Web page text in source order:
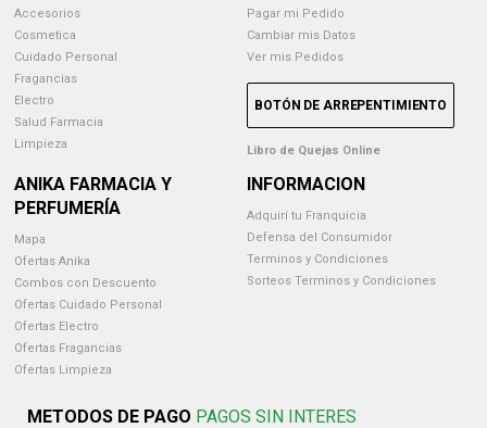
Accesorios
Cosmetica
Cuidado Personal
Fragancias
Electro
Salud Farmacia
Limpieza
Pagar mi Pedido
Cambiar mis Datos
Ver mis Pedidos
BOTÓN DE ARREPENTIMIENTO
Libro de Quejas Online
ANIKA FARMACIA Y
PERFUMERÍA
Mapa
Ofertas Anika
Combos con Descuento
Ofertas Cuidado Personal
Ofertas Electro
Ofertas Fragancias
Ofertas Limpieza
INFORMACION
Adquirí tu Franquicia
Defensa del Consumidor
Terminos y Condiciones
Sorteos Terminos y Condiciones
METODOS DE PAGO PAGOS SIN INTERES